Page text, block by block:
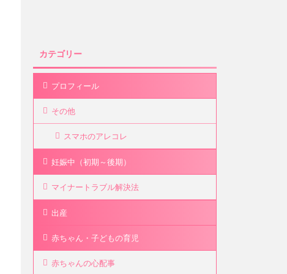
カテゴリー
プロフィール
その他
スマホのアレコレ
妊娠中（初期～後期）
マイナートラブル解決法
出産
赤ちゃん・子どもの育児
赤ちゃんの心配事